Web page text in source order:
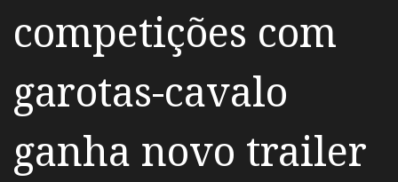
competições com
garotas-cavalo
ganha novo trailer